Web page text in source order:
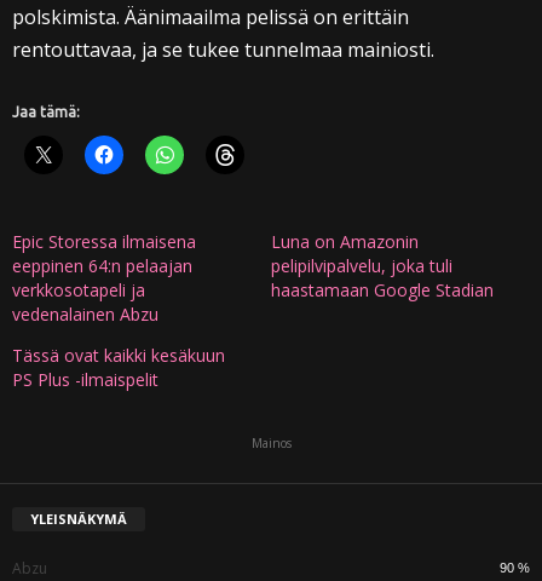
polskimista. Äänimaailma pelissä on erittäin
rentouttavaa, ja se tukee tunnelmaa mainiosti.
Jaa tämä:
Epic Storessa ilmaisena
eeppinen 64:n pelaajan
verkkosotapeli ja
vedenalainen Abzu
Luna on Amazonin
pelipilvipalvelu, joka tuli
haastamaan Google Stadian
Tässä ovat kaikki kesäkuun
PS Plus -ilmaispelit
Mainos
YLEISNÄKYMÄ
Abzu 90 %